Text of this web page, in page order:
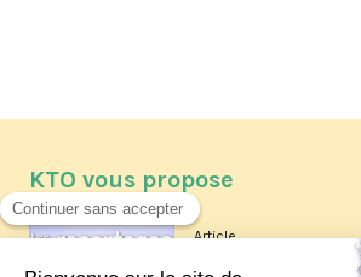
KTO vous propose
Article
Les reportages